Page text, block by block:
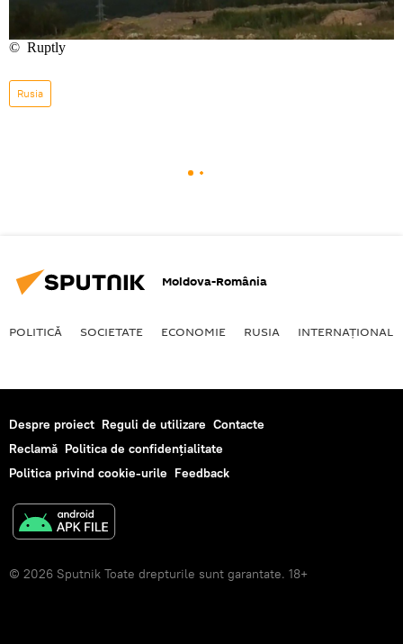
Rusia
Moldova-România
POLITICĂ SOCIETATE ECONOMIE RUSIA INTERNAŢIONAL
Despre proiect Reguli de utilizare Contacte
Reclamă Politica de confidențialitate
Politica privind cookie-urile Feedback
© 2026 Sputnik Toate drepturile sunt garantate. 18+